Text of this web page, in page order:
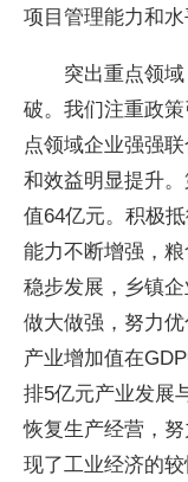
项目管理能力和水
突出重点领域
破。我们注重政
点领域企业强强
和效益明显提升
值64亿元。积极
能力不断增强，
稳步发展，乡镇
做大做强，努力
产业增加值在
排5亿元产业发展
恢复生产经营，
现了工业经济的